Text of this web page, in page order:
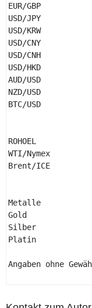
EUR/GBP
USD/JPY
USD/KRW
USD/CNY
USD/CNH
USD/HKD
AUD/USD
NZD/USD
BTC/USD
ROHOEL
WTI/Nymex
Brent/ICE
Metalle
Gold
Silber
Platin
Angaben ohne